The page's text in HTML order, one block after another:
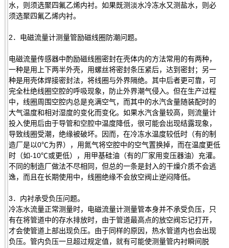
水，则须选聚四氟乙烯内衬。如果既测淡水冷冻水又测盐水，则必
须选聚四氟乙烯内衬。
2．电磁流量计测量管励磁线圈防潮问题。
电磁流量传感器中酌励磁线圈密封在壳体内的方法常用的有两种，
一种是用上下两半外壳，用螺丝将密封条压紧后，达到密封；另一
种是用壳体焊接密封法，将线圈与外界隔绝。其中后者更可靠，可
完全杜绝线圈空腔的呼吸现象，防止外界潮气侵入。但在生产过程
中，线圈周围空腔内总是充满空气，而其中的水汽含量随装配时的
大气温度和相对湿度的变化而变化。如果水汽含量较高，则流量计
投入使用后由于导管和空腔中温度降低，很可能会出现结露现象，
导致线圈受潮，绝缘被破坏。因而，在冷冻水温度较低时（有的制
造厂是以0℃为界），用氮气将空腔中的空气置换掉，而在温度更低
时（如-10℃或更低），用甲基硅油（有的厂家用变压器油）充灌。
不同的制造厂做法不尽相同，但总的一条是封入的干燥介质不会逃
逸，而且在长期使用中，线圈绝缘不会放空阀止逆闷降低。
3．内衬承受负压问题。
冷冻水流量正常测量时，电磁流量计测量管本身并不承受负压，只
有在将管道中的存水排放时，由于管道最高点的放空阀忘记打开，
才会使管道上部出现负压。由于同样的原因，热水管道内也会出现
负压。管内负压一旦超过规定值，就有可能使测量管内衬瞬间脱